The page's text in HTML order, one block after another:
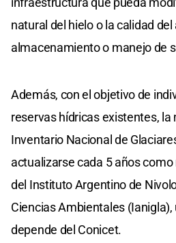
natural del hielo o la calidad del
almacenamiento o manejo de
Además, con el objetivo de
reservas hídricas existentes, la
Inventario Nacional de
actualizarse cada 5 años
del Instituto Argentino de
Ciencias Ambientales
depende del Conicet.